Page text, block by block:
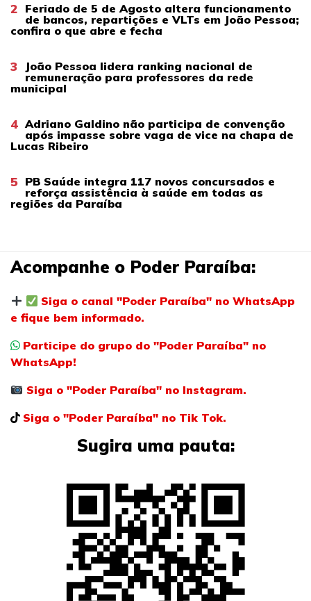
2 Feriado de 5 de Agosto altera funcionamento
de bancos, repartições e VLTs em João Pessoa;
confira o que abre e fecha
3
João Pessoa lidera ranking nacional de
remuneração para professores da rede
municipal
4 Adriano Galdino não participa de convenção
após impasse sobre vaga de vice na chapa de
Lucas Ribeiro
5 PB Saúde integra 117 novos concursados e
reforça assistência à saúde em todas as
regiões da Paraíba
Acompanhe o Poder Paraíba:
Siga o canal "Poder Paraíba" no WhatsApp
e fique bem informado.
Participe do grupo do "Poder Paraíba" no
WhatsApp!
Siga o "Poder Paraíba" no Instagram.
Siga o "Poder Paraíba" no Tik Tok.
Sugira uma pauta: